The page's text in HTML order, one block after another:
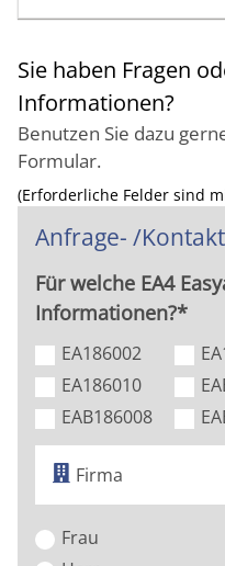
Sie haben Fragen
Informationen?
Benutzen Sie dazu
Formular.
(Erforderliche Felder sind
Anfrage- /
Für welche EA4
Informationen?*
EA186002
EA186010
EAB186008
Frau